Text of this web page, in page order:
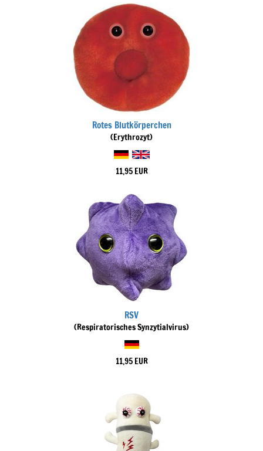
Rotes Blutkörperchen
(Erythrozyt)
11,95 EUR
RSV
(Respiratorisches Synzytialvirus)
11,95 EUR